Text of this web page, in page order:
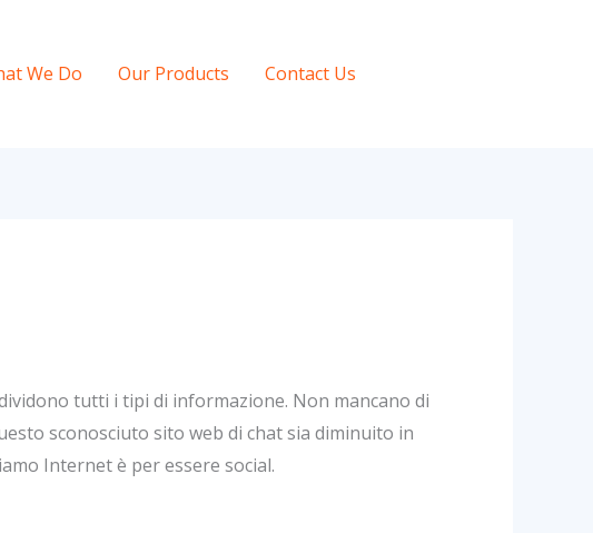
We Do Our Products Contact Us
tutti i tipi di informazione. Non mancano di
sconosciuto sito web di chat sia diminuito in
Internet è per essere social.